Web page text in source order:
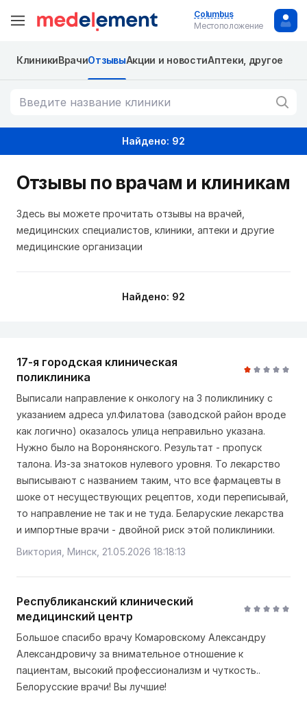
Columbus
Местоположение
КлиникиВрачиОтзывыАкции и новостиАптеки, другое
Найдено: 92
Отзывы по врачам и клиникам
Здесь вы можете прочитать отзывы на врачей,
медицинских специалистов, клиники, аптеки и другие
медицинские организации
Найдено: 92
17-я городская клиническая
поликлиника
Выписали направление к онкологу на 3 поликлинику с
указанием адреса ул.Филатова (заводской район вроде
как логично) оказалось улица неправильно указана.
Нужно было на Воронянского. Результат - пропуск
талона. Из-за знатоков нулевого уровня. То лекарство
выписывают с названием таким, что все фармацевты в
шоке от несуществующих рецептов, ходи переписывай,
то направление не так и не туда. Беларуские лекарства
и импортные врачи - двойной риск этой поликлиники.
Виктория, Минск, 21.05.2026 18:18:13
Республиканский клинический
медицинский центр
Большое спасибо врачу Комаровскому Александру
Александровичу за внимательное отношение к
пациентам, высокий профессионализм и чуткость..
Белорусские врачи! Вы лучшие!